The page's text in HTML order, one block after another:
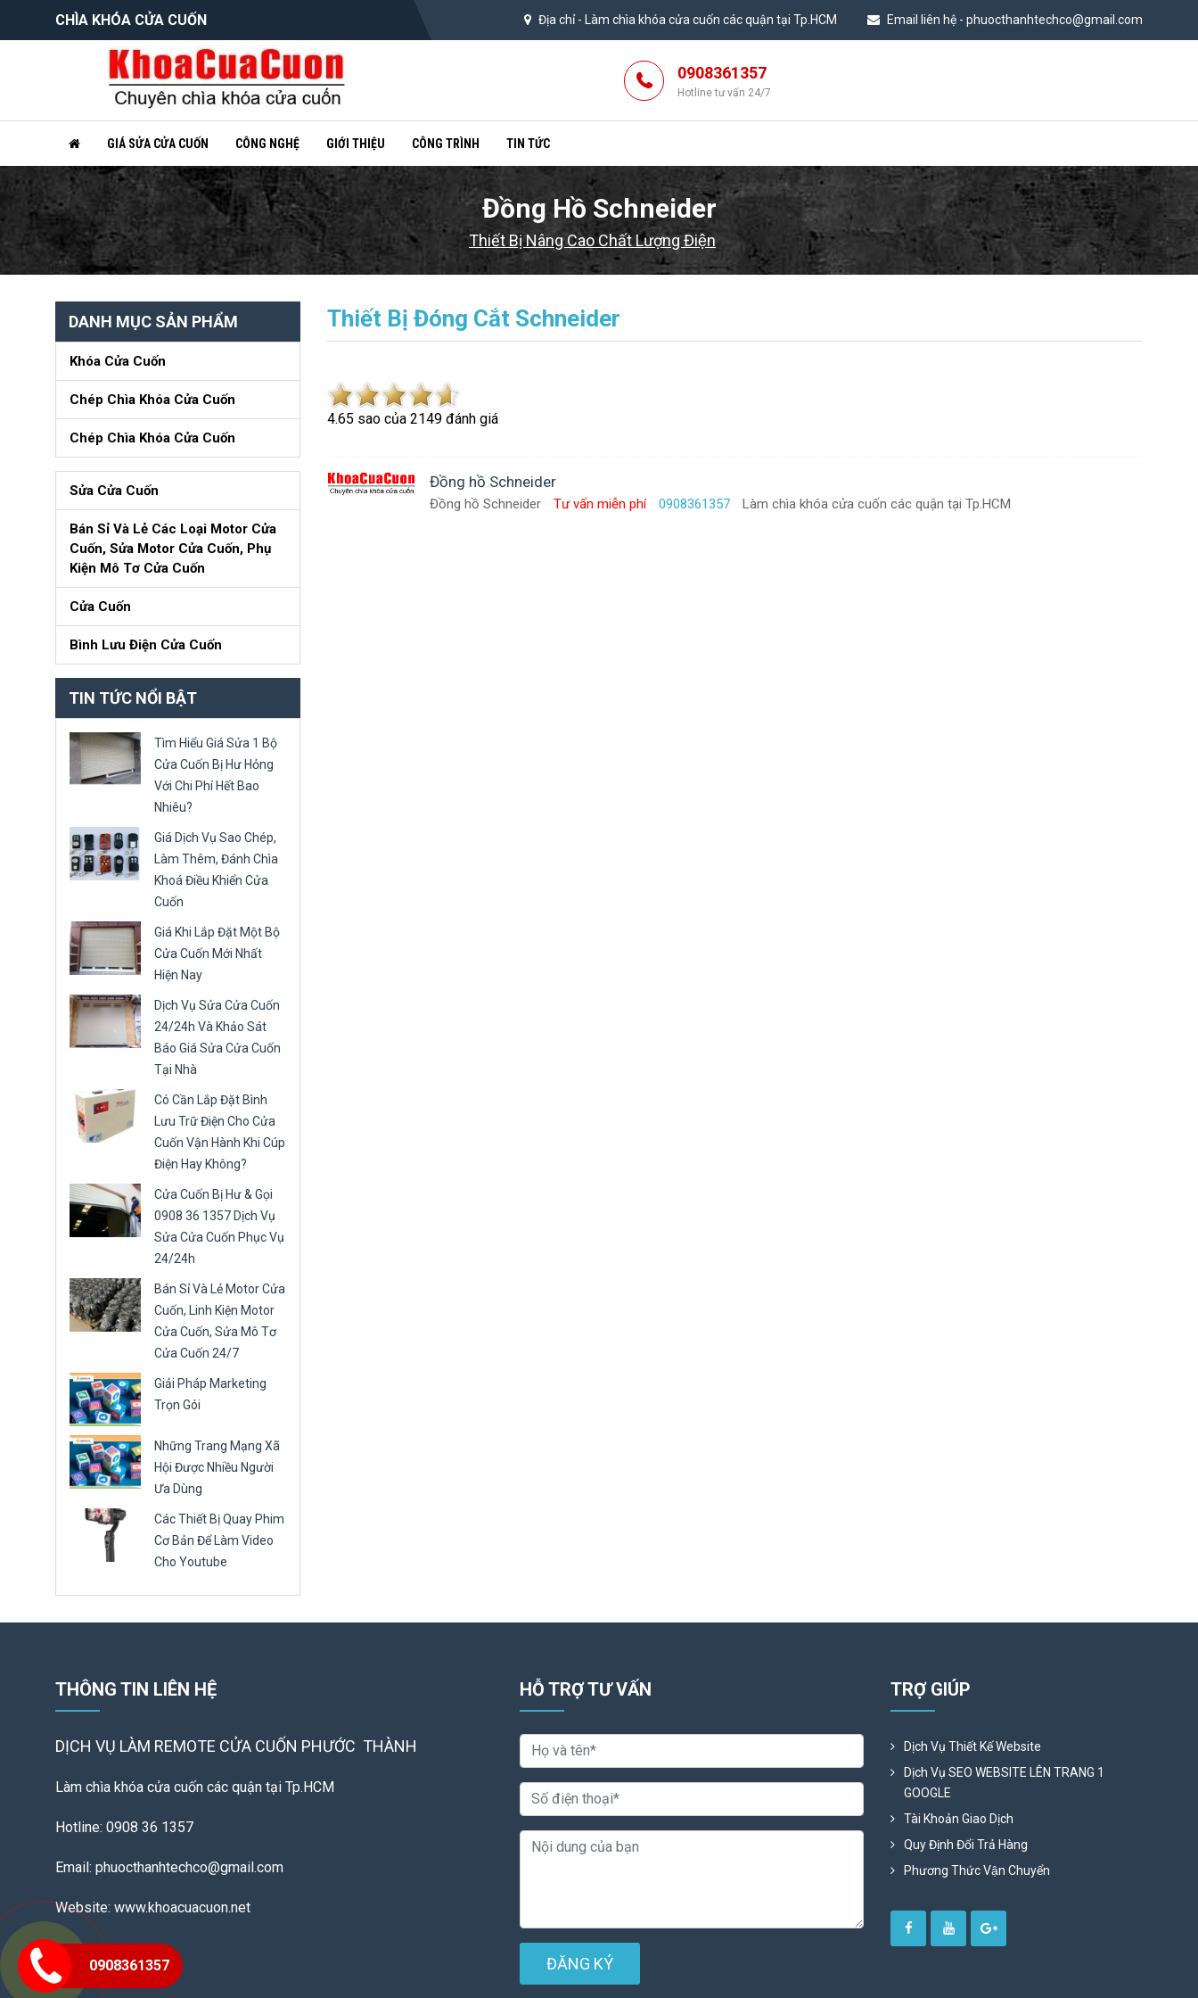
CHÌA KHÓA CỬA CUỐN Địa chỉ - Làm chìa khóa cửa cuốn các quận tại Tp.HCM Email liên hệ - phuocthanhtechco@gmail.com
0908361357
Hotline tư vấn 24/7
GIÁ SỬA CỬA CUỐN CÔNG NGHỆ GIỚI THIỆU CÔNG TRÌNH TIN TỨC
Đồng Hồ Schneider
Thiết Bị Nâng Cao Chất Lượng Điện
DANH MỤC SẢN PHẨM
Khóa Cửa Cuốn
Chép Chìa Khóa Cửa Cuốn
Chép Chìa Khóa Cửa Cuốn
Sửa Cửa Cuốn
Bán Sỉ Và Lẻ Các Loại Motor Cửa
Cuốn, Sửa Motor Cửa Cuốn, Phụ
Kiện Mô Tơ Cửa Cuốn
Cửa Cuốn
Bình Lưu Điện Cửa Cuốn
TIN TỨC NỔI BẬT
Tìm Hiểu Giá Sửa 1 Bộ
Cửa Cuốn Bị Hư Hỏng
Với Chi Phí Hết Bao
Nhiêu?
Giá Dịch Vụ Sao Chép,
Làm Thêm, Đánh Chìa
Khoá Điều Khiển Cửa
Cuốn
Giá Khi Lắp Đặt Một Bộ
Cửa Cuốn Mới Nhất
Hiện Nay
Dịch Vụ Sửa Cửa Cuốn
24/24h Và Khảo Sát
Báo Giá Sửa Cửa Cuốn
Tại Nhà
Có Cần Lắp Đặt Bình
Lưu Trữ Điện Cho Cửa
Cuốn Vận Hành Khi Cúp
Điện Hay Không?
Cửa Cuốn Bị Hư & Gọi
0908 36 1357 Dịch Vụ
Sửa Cửa Cuốn Phục Vụ
24/24h
Bán Sỉ Và Lẻ Motor Cửa
Cuốn, Linh Kiện Motor
Cửa Cuốn, Sửa Mô Tơ
Cửa Cuốn 24/7
Giải Pháp Marketing
Trọn Gói
Những Trang Mạng Xã
Hội Được Nhiều Người
Ưa Dùng
Các Thiết Bị Quay Phim
Cơ Bản Để Làm Video
Cho Youtube
Thiết Bị Đóng Cắt Schneider
4.65 sao của 2149 đánh giá
Đồng hồ Schneider
Đồng hồ Schneider Tư vấn miễn phí 0908361357 Làm chìa khóa cửa cuốn các quận tại Tp.HCM
THÔNG TIN LIÊN HỆ
DỊCH VỤ LÀM REMOTE CỬA CUỐN PHƯỚC THÀNH
Làm chìa khóa cửa cuốn các quận tại Tp.HCM
Hotline: 0908 36 1357
Email: phuocthanhtechco@gmail.com
Website: www.khoacuacuon.net
HỖ TRỢ TƯ VẤN
ĐĂNG KÝ
TRỢ GIÚP
Dịch Vụ Thiết Kế Website
Dịch Vụ SEO WEBSITE LÊN TRANG 1
GOOGLE
Tài Khoản Giao Dịch
Quy Định Đổi Trả Hàng
Phương Thức Vận Chuyển
0908361357